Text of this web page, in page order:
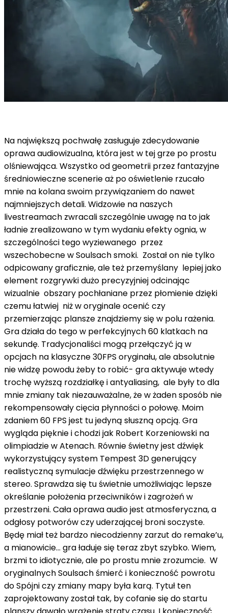
Na największą pochwałę zasługuje zdecydowanie
oprawa audiowizualna, która jest w tej grze po prostu
olśniewająca. Wszystko od geometrii przez fantazyjne
średniowieczne scenerie aż po oświetlenie rzucało
mnie na kolana swoim przywiązaniem do nawet
najmniejszych detali. Widzowie na naszych
livestreamach zwracali szczególnie uwagę na to jak
ładnie zrealizowano w tym wydaniu efekty ognia, w
szczególności tego wyziewanego przez
wszechobecne w Soulsach smoki. Został on nie tylko
odpicowany graficznie, ale też przemyślany lepiej jako
element rozgrywki dużo precyzyjniej odcinając
wizualnie obszary pochłaniane przez płomienie dzięki
czemu łatwiej niż w oryginale ocenić czy
przemierzając plansze znajdziemy się w polu rażenia.
Gra działa do tego w perfekcyjnych 60 klatkach na
sekundę. Tradycjonaliści mogą przełączyć ją w
opcjach na klasyczne 30FPS oryginału, ale absolutnie
nie widzę powodu żeby to robić- gra aktywuje wtedy
trochę wyższą rozdziałkę i antyaliasing, ale były to dla
mnie zmiany tak niezauważalne, że w żaden sposób nie
rekompensowały cięcia płynności o połowę. Moim
zdaniem 60 FPS jest tu jedyną słuszną opcją. Gra
wygląda pięknie i chodzi jak Robert Korzeniowski na
olimpiadzie w Atenach. Równie świetny jest dźwięk
wykorzystujący system Tempest 3D generujący
realistyczną symulacje dźwięku przestrzennego w
stereo. Sprawdza się tu świetnie umożliwiając lepsze
określanie położenia przeciwników i zagrożeń w
przestrzeni. Cała oprawa audio jest atmosferyczna, a
odgłosy potworów czy uderzającej broni soczyste.
Będę miał też bardzo niecodzienny zarzut do remake’u,
a mianowicie… gra ładuje się teraz zbyt szybko. Wiem,
brzmi to idiotycznie, ale po prostu mnie zrozumcie. W
oryginalnych Soulsach śmierć i konieczność powrotu
do Spójni czy zmiany mapy była karą. Tytuł ten
zaprojektowany został tak, by cofanie się do startu